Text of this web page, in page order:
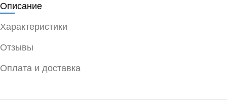
Описание
Характеристики
Отзывы
Оплата и доставка